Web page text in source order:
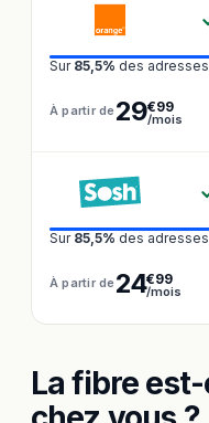
Sur 85,5% des
À partir de 29€99
/mois
Sur 85,5% des
À partir de 24€99
/mois
La fibre